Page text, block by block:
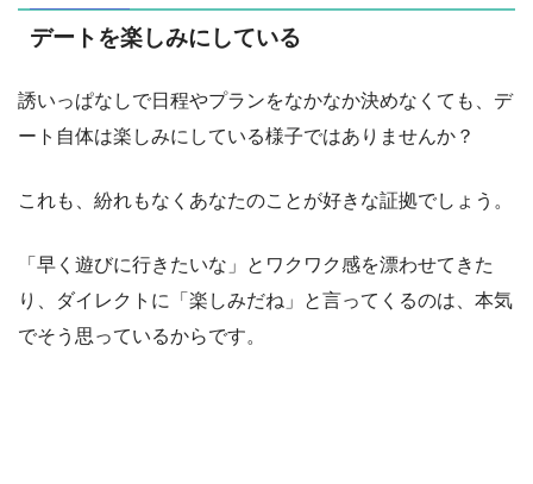
デートを楽しみにしている
誘いっぱなしで日程やプランをなかなか決めなくても、デ
ート自体は楽しみにしている様子ではありませんか？
これも、紛れもなくあなたのことが好きな証拠でしょう。
「早く遊びに行きたいな」とワクワク感を漂わせてきた
り、ダイレクトに「楽しみだね」と言ってくるのは、本気
でそう思っているからです。